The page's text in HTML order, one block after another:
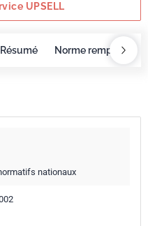
UPSELL
Résumé Norme remplacée
nationaux